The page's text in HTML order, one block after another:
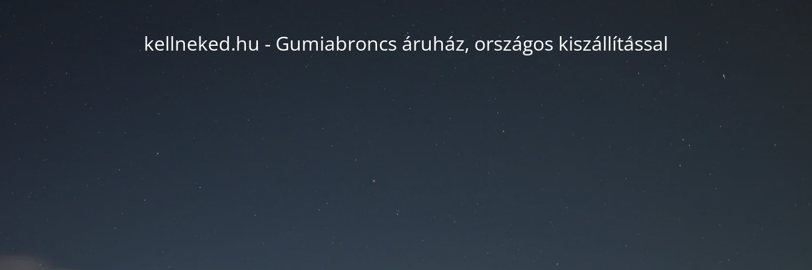
kellneked.hu - Gumiabroncs áruház, országos kiszállítással